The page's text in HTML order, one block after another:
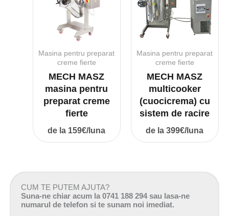
Masina pentru preparat
creme fierte
MECH MASZ
masina pentru
preparat creme
fierte
de la 159€/luna
Masina pentru preparat
creme fierte
MECH MASZ
multicooker
(cuocicrema) cu
sistem de racire
de la 399€/luna
CUM TE PUTEM AJUTA?
Suna-ne chiar acum la 0741 188 294 sau lasa-ne
numarul de telefon si te sunam noi imediat.